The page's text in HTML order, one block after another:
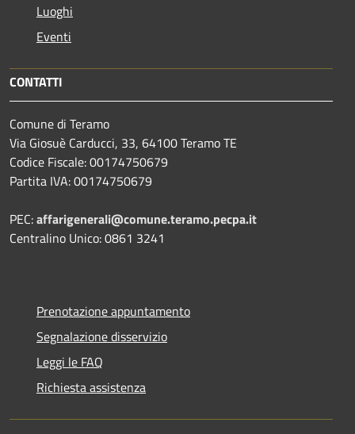
Luoghi
Eventi
CONTATTI
Comune di Teramo
Via Giosuè Carducci, 33, 64100 Teramo TE
Codice Fiscale: 00174750679
Partita IVA: 00174750679
PEC:affarigenerali@comune.teramo.pecpa.it
Centralino Unico: 0861 3241
Prenotazione appuntamento
Segnalazione disservizio
Leggi le FAQ
Richiesta assistenza